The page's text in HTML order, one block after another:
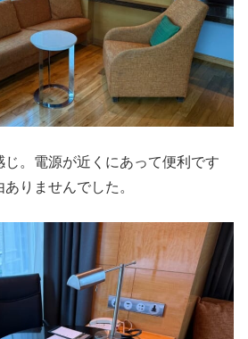
。電源が近くにあって便利です
りませんでした。